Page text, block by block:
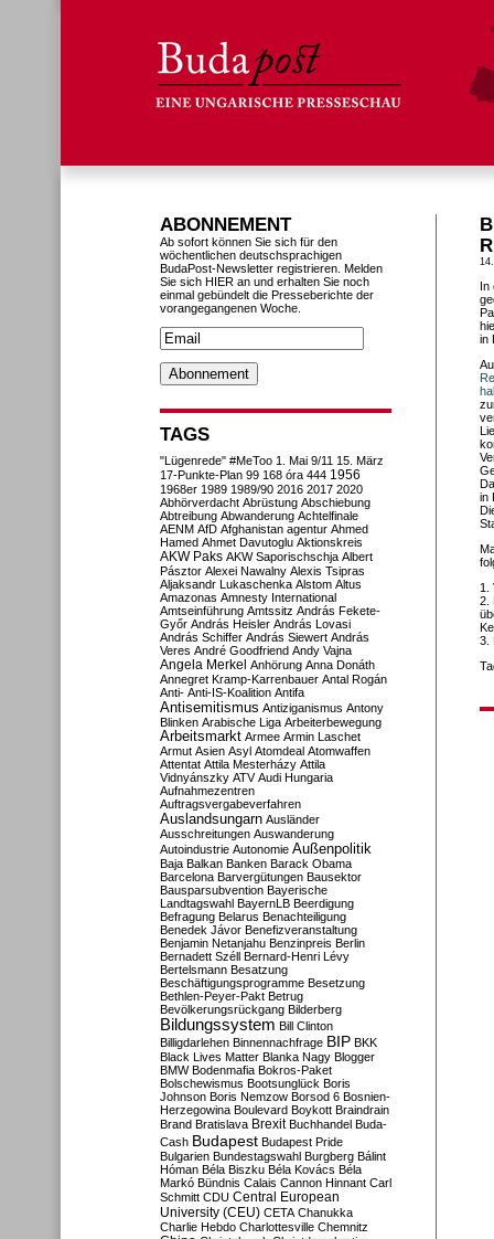
In
in
in
1.
2.
3.
ABONNEMENT
Ab sofort können Sie sich für den
wöchentlichen deutschsprachigen
BudaPost-Newsletter registrieren. Melden
Sie sich HIER an und erhalten Sie noch
einmal gebündelt die Presseberichte der
vorangegangenen Woche.
TAGS
"Lügenrede" #MeToo 1. Mai 9/11 15. März
17-Punkte-Plan 99 168 óra 444 1956
1968er 1989 1989/90 2016 2017 2020
Abhörverdacht Abrüstung Abschiebung
Abtreibung Abwanderung Achtelfinale
AENM AfD Afghanistan agentur Ahmed
Hamed Ahmet Davutoglu Aktionskreis
AKW Paks AKW Saporischschja Albert
Pásztor Alexei Nawalny Alexis Tsipras
Aljaksandr Lukaschenka Alstom Altus
Amazonas Amnesty International
Amtseinführung Amtssitz András Fekete-
Győr András Heisler András Lovasi
András Schiffer András Siewert András
Veres André Goodfriend Andy Vajna
Angela Merkel Anhörung Anna Donáth
Annegret Kramp-Karrenbauer Antal Rogán
Anti- Anti-IS-Koalition Antifa
Antisemitismus Antiziganismus Antony
Blinken Arabische Liga Arbeiterbewegung
Arbeitsmarkt Armee Armin Laschet
Armut Asien Asyl Atomdeal Atomwaffen
Attentat Attila Mesterházy Attila
Vidnyánszky ATV Audi Hungaria
Aufnahmezentren
Auftragsvergabeverfahren
Auslandsungarn Ausländer
Ausschreitungen Auswanderung
Autoindustrie Autonomie Außenpolitik
Baja Balkan Banken Barack Obama
Barcelona Barvergütungen Bausektor
Bausparsubvention Bayerische
Landtagswahl BayernLB Beerdigung
Befragung Belarus Benachteiligung
Benedek Jávor Benefizveranstaltung
Benjamin Netanjahu Benzinpreis Berlin
Bernadett Széll Bernard-Henri Lévy
Bertelsmann Besatzung
Beschäftigungsprogramme Besetzung
Bethlen-Peyer-Pakt Betrug
Bevölkerungsrückgang Bilderberg
Bildungssystem Bill Clinton
Billigdarlehen Binnennachfrage BIP BKK
Black Lives Matter Blanka Nagy Blogger
BMW Bodenmafia Bokros-Paket
Bolschewismus Bootsunglück Boris
Johnson Boris Nemzow Borsod 6 Bosnien-
Herzegowina Boulevard Boykott Braindrain
Brand Bratislava Brexit Buchhandel Buda-
Cash Budapest Budapest Pride
Bulgarien Bundestagswahl Burgberg Bálint
Hóman Béla Biszku Béla Kovács Béla
Markó Bündnis Calais Cannon Hinnant Carl
Schmitt CDU Central European
University (CEU) CETA Chanukka
Charlie Hebdo Charlottesville Chemnitz